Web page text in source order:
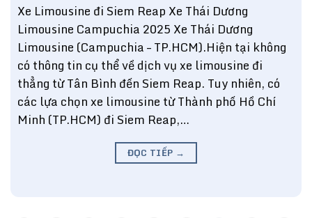
Xe Limousine đi Siem Reap Xe Thái Dương
Limousine Campuchia 2025 Xe Thái Dương
Limousine (Campuchia – TP.HCM).Hiện tại không
có thông tin cụ thể về dịch vụ xe limousine đi
thẳng từ Tân Bình đến Siem Reap. Tuy nhiên, có
các lựa chọn xe limousine từ Thành phố Hồ Chí
Minh (TP.HCM) đi Siem Reap,…
ĐỌC TIẾP →